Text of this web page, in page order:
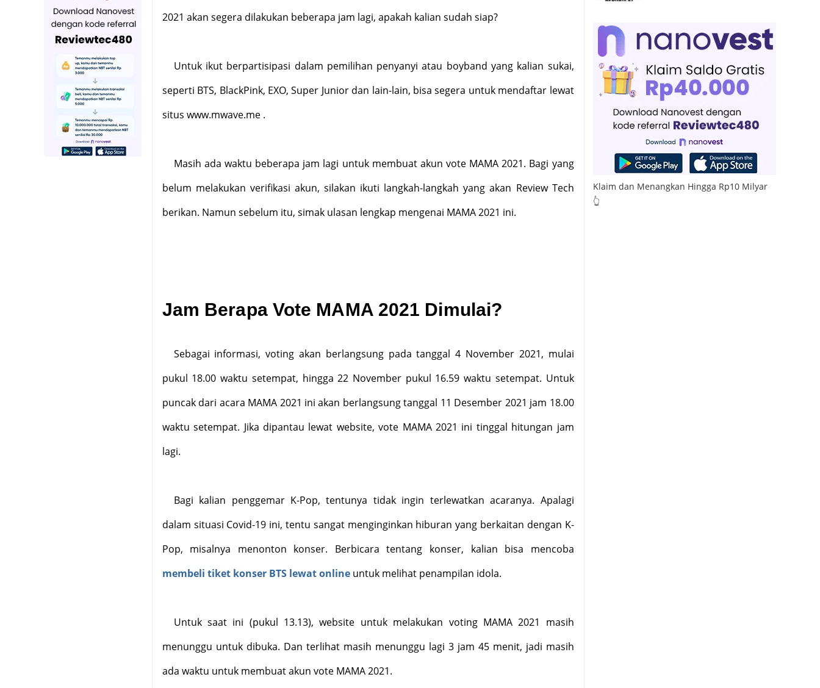
2021 akan segera dilakukan beberapa jam lagi, apakah kalian sudah siap?
Untuk ikut berpartisipasi dalam pemilihan penyanyi atau boyband yang kalian sukai,
seperti BTS, BlackPink, EXO, Super Junior dan lain-lain, bisa segera untuk mendaftar lewat
situs www.mwave.me .
Masih ada waktu beberapa jam lagi untuk membuat akun vote MAMA 2021. Bagi yang
belum melakukan verifikasi akun, silakan ikuti langkah-langkah yang akan Review Tech
berikan. Namun sebelum itu, simak ulasan lengkap mengenai MAMA 2021 ini.
Jam Berapa Vote MAMA 2021 Dimulai?
Sebagai informasi, voting akan berlangsung pada tanggal 4 November 2021, mulai
pukul 18.00 waktu setempat, hingga 22 November pukul 16.59 waktu setempat. Untuk
puncak dari acara MAMA 2021 ini akan berlangsung tanggal 11 Desember 2021 jam 18.00
waktu setempat. Jika dipantau lewat website, vote MAMA 2021 ini tinggal hitungan jam
lagi.
Bagi kalian penggemar K-Pop, tentunya tidak ingin terlewatkan acaranya. Apalagi
dalam situasi Covid-19 ini, tentu sangat menginginkan hiburan yang berkaitan dengan K-
Pop, misalnya menonton konser. Berbicara tentang konser, kalian bisa mencoba
membeli tiket konser BTS lewat onlineuntuk melihat penampilan idola.
Untuk saat ini (pukul 13.13), website untuk melakukan voting MAMA 2021 masih
menunggu untuk dibuka. Dan terlihat masih menunggu lagi 3 jam 45 menit, jadi masih
ada waktu untuk membuat akun vote MAMA 2021.
Klaim dan Menangkan Hingga Rp10 Milyar
👆